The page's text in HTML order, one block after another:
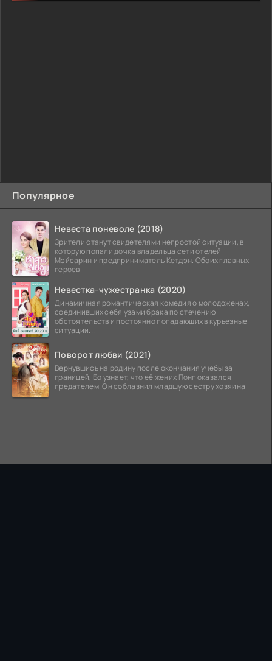
Популярное
Невеста поневоле (2018)
Зрители станут свидетелями непростой ситуации, в
которую попали дочка владельца сети отелей
Мэйсарин и предприниматель Кетдэн. Обоих главных
героев
Невестка-чужестранка (2020)
Динамичная романтическая комедия о молодоженах,
соединивших себя узами брака по стечению
обстоятельств и постоянно попадающих в курьезные
ситуации...
Поворот любви (2021)
Вернувшись на родину после окончания учебы за
границей, Бо узнает, что её жених Понг оказался
предателем. Он соблазнил младшую сестру хозяина